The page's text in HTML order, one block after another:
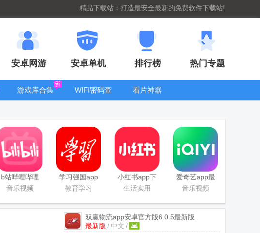
精品下载站：打造最安全最新的免费软件下载站!
安卓网游 安卓单机 排行榜 热门专题
游戏库合集
WIFI密码查
看片神器
全
b站哔哩哔哩
app手机版
音乐视频
学习强国app
手机版
教育学习
小红书app下
载安装
生活实用
爱奇艺app最
新客户端
音乐视频
双赢物流app安卓官方版6.0.5最新版
最新版 / 中文 /